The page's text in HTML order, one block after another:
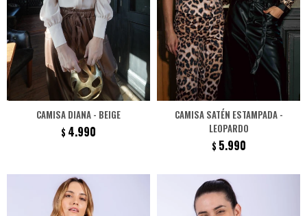
CAMISA DIANA - BEIGE
$ 4.990
CAMISA SATÉN ESTAMPADA -
LEOPARDO
$ 5.990